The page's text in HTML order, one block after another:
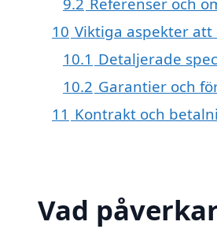
10 Viktiga aspekter
10.1 Detaljerade
10.2 Garantier och
11 Kontrakt och
Vad